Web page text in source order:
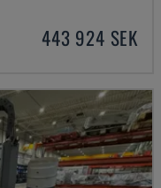
443 924 SEK